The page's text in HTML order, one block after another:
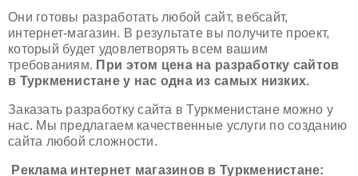
Они готовы разработать любой сайт, вебсайт,
интернет-магазин. В результате вы получите проект,
который будет удовлетворять всем вашим
требованиям. При этом цена на разработку сайтов
в Туркменистане у нас одна из самых низких.
Заказать разработку сайта в Туркменистане можно у
нас. Мы предлагаем качественные услуги по созданию
сайта любой сложности.
Реклама интернет магазинов в Туркменистане: